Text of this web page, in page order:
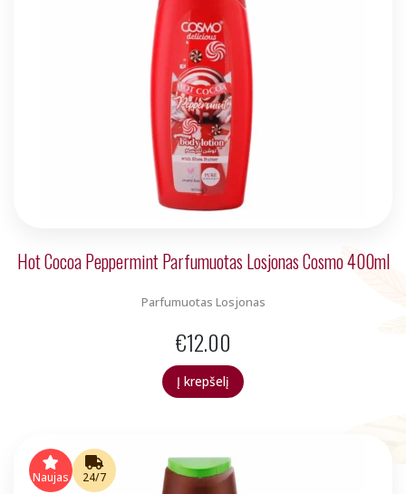
Hot Cocoa Peppermint Parfumuotas Losjonas Cosmo 400ml
Parfumuotas Losjonas
€12.00
Į krepšelį
Naujas 24/7